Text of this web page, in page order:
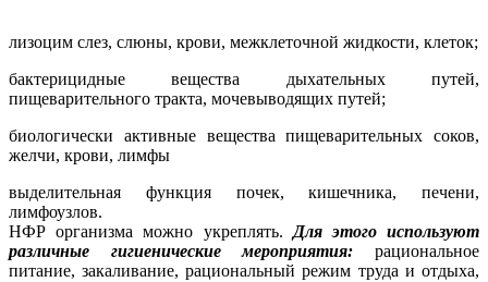
лизоцим слез, слюны, крови, межклеточной жидкости, клеток;
бактерицидные вещества дыхательных путей,
пищеварительного тракта, мочевыводящих путей;
биологически активные вещества пищеварительных соков,
желчи, крови, лимфы
выделительная функция почек, кишечника, печени,
лимфоузлов.
НФР организма можно укреплять. Для этого используют
различные гигиенические мероприятия:
рациональное
питание, закаливание, рациональный режим труда и отдыха,